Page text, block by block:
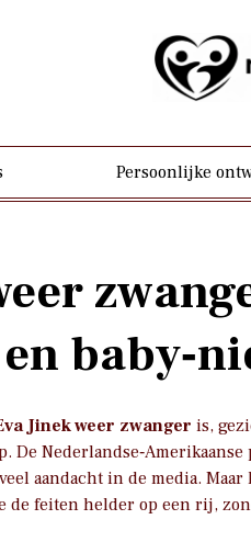
Persoonlijke
Jinek weer zwanger is,
De
aandacht in de media. Maar
de feiten helder op een rij,